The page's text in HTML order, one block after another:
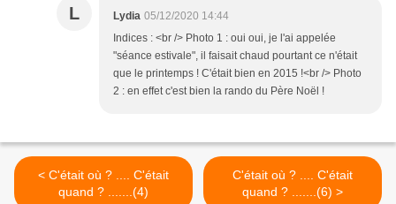
L Lydia 05/12/2020 14:44
Indices : <br /> Photo 1 : oui oui, je l'ai appelée
"séance estivale", il faisait chaud pourtant ce n'était
que le printemps ! C'était bien en 2015 !<br /> Photo
2 : en effet c'est bien la rando du Père Noël !
< C'était où ? .... C'était
quand ? .......(4)
C'était où ? .... C'était
quand ? .......(6) >